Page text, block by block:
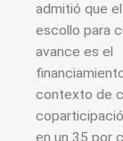
admitió que
escollo para
avance es el
contexto de
en un 35 por